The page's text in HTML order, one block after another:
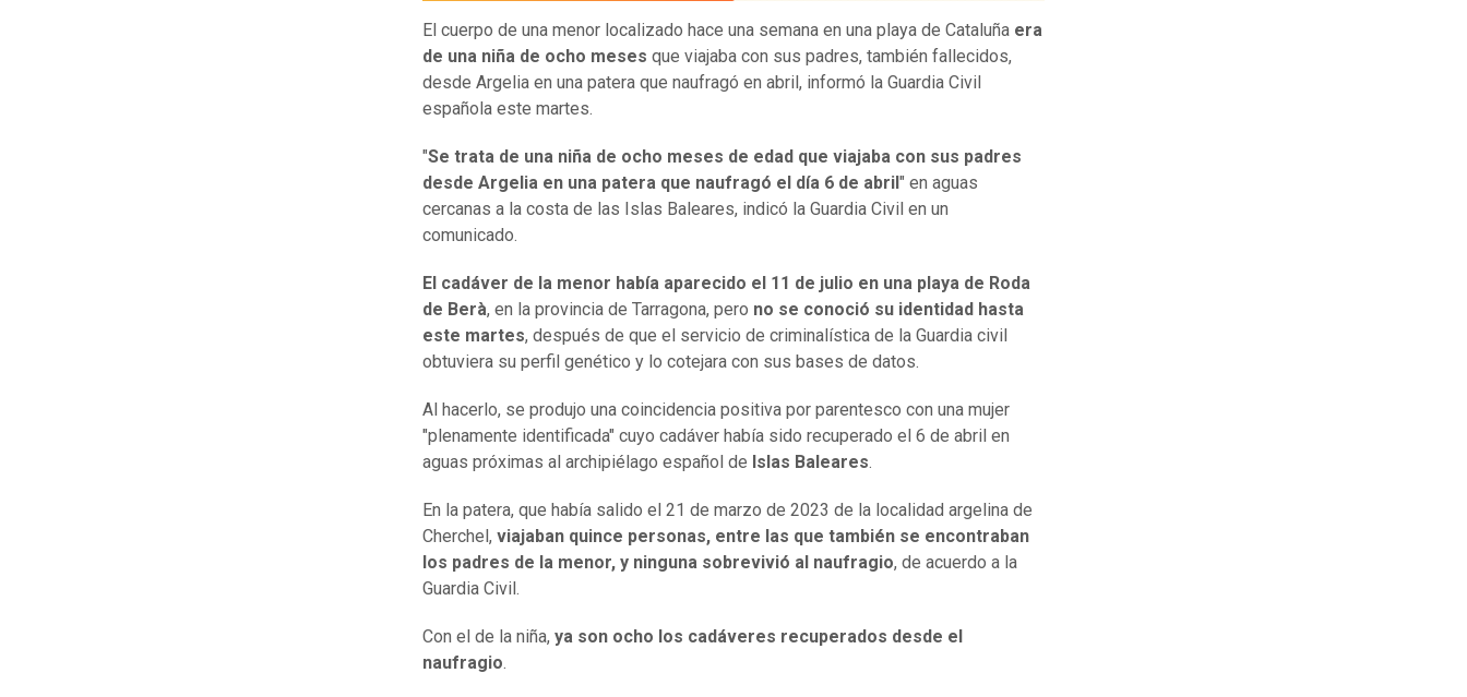
El cuerpo de una menor localizado hace una semana en una playa de Cataluña era
de una niña de ocho meses que viajaba con sus padres, también fallecidos,
desde Argelia en una patera que naufragó en abril, informó la Guardia Civil
española este martes.
"Se trata de una niña de ocho meses de edad que viajaba con sus padres
desde Argelia en una patera que naufragó el día 6 de abril " en aguas
cercanas a la costa de las Islas Baleares, indicó la Guardia Civil en un
comunicado.
El cadáver de la menor había aparecido el 11 de julio en una playa de Roda
de Berà, en la provincia de Tarragona, pero no se conoció su identidad hasta
este martes, después de que el servicio de criminalística de la Guardia civil
obtuviera su perfil genético y lo cotejara con sus bases de datos.
Al hacerlo, se produjo una coincidencia positiva por parentesco con una mujer
"plenamente identificada" cuyo cadáver había sido recuperado el 6 de abril en
aguas próximas al archipiélago español de Islas Baleares.
En la patera, que había salido el 21 de marzo de 2023 de la localidad argelina de
Cherchel, viajaban quince personas, entre las que también se encontraban
los padres de la menor, y ninguna sobrevivió al naufragio, de acuerdo a la
Guardia Civil.
Con el de la niña, ya son ocho los cadáveres recuperados desde el
naufragio.